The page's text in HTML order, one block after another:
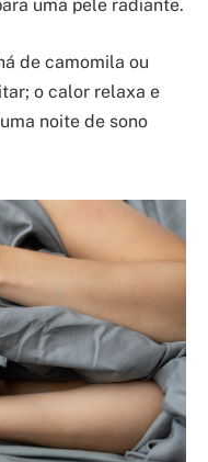
uma pele radiante.
de camomila ou
o calor relaxa e
noite de sono